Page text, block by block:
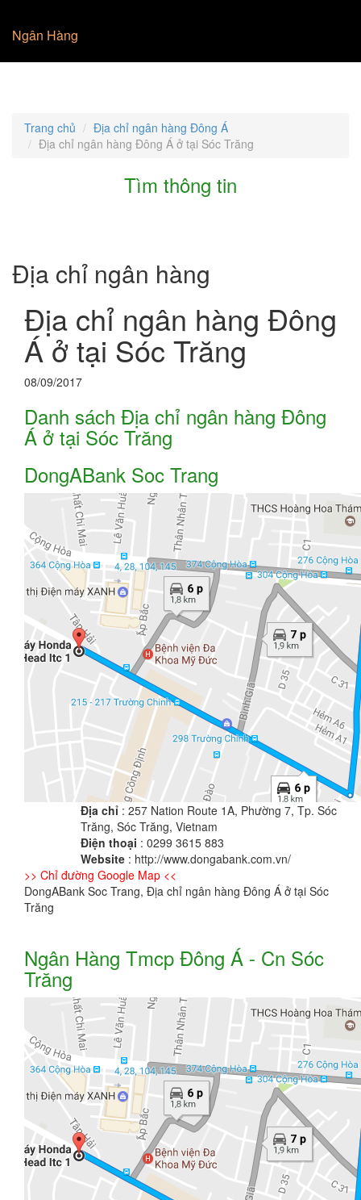
Ngân Hàng
Trang chủ
Địa chỉ ngân hàng Đông Á
Địa chỉ ngân hàng Đông Á ở tại Sóc Trăng
Tìm thông tin
Địa chỉ ngân hàng
Địa chỉ ngân hàng Đông
Á ở tại Sóc Trăng
08/09/2017
Danh sách Địa chỉ ngân hàng Đông
Á ở tại Sóc Trăng
DongABank Soc Trang
Địa chỉ : 257 Nation Route 1A, Phường 7, Tp. Sóc
Trăng, Sóc Trăng, Vietnam
Điện thoại : 0299 3615 883
Website : http://www.dongabank.com.vn/
>> Chỉ đường Google Map <<
DongABank Soc Trang, Địa chỉ ngân hàng Đông Á ở tại Sóc
Trăng
Ngân Hàng Tmcp Đông Á - Cn Sóc
Trăng